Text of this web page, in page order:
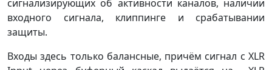
сигнализирующих об активности каналов, наличии
входного сигнала, клиппинге и срабатывании
защиты.
Входы здесь только балансные, причём сигнал с XLR